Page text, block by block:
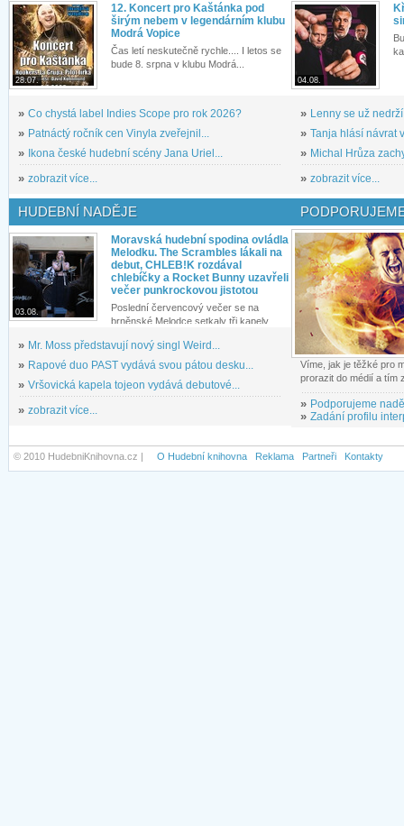
28.07.
12. Koncert pro Kaštánka pod
širým nebem v legendárním klubu
Modrá Vopice
Čas letí neskutečně rychle.... I letos se
bude 8. srpna v klubu Modrá...
» Co chystá label Indies Scope pro rok 2026?
» Patnáctý ročník cen Vinyla zveřejnil...
» Ikona české hudební scény Jana Uriel...
» zobrazit více...
04.08.
» Lenny se už
» Tanja hlásí návrat
» Michal Hrůza
» zobrazit více...
HUDEBNÍ NADĚJE
03.08.
Moravská hudební spodina ovládla
Melodku. The Scrambles lákali na
debut, CHLEB!K rozdával
chlebíčky a Rocket Bunny uzavřeli
večer punkrockovou jistotou
Poslední červencový večer se na
brněnské Melodce setkaly tři kapely...
» Mr. Moss představují nový singl Weird...
» Rapové duo PAST vydává svou pátou desku...
» Vršovická kapela tojeon vydává debutové...
» zobrazit více...
Víme, jak je těžké pro
prorazit do médií a tím
» Podporujeme
» Zadání profilu
© 2010 HudebniKnihovna.cz | O Hudební knihovna Reklama Partneři Kontakty